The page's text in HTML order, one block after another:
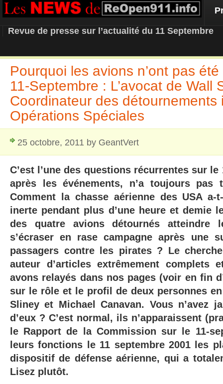
REOPEN911 – NEWS
Revue de presse sur l’actualité du 11 Septembre
Pourquoi les avions n’ont pas
11-Septembre : L’avocat de Wall
Coordinateur des détournements
Opérations Spéciales
25 octobre, 2011 by GeantVert
C’est l’une des questions récurrentes sur le
après les événements, n’a toujours pas
Comment la chasse aérienne des USA
inerte pendant plus d’une heure et demie
des quatre avions détournés
s’écraser en rase campagne après une
passagers contre les pirates ? Le
auteur d’articles extrêmement complets
avons relayés dans nos pages (voir en fin
sur le rôle et le profil de deux personnes
Sliney et Michael Canavan. Vous n’avez
d’eux ? C’est normal, ils n’apparaissent
le Rapport de la Commission sur le 11-
leurs fonctions le 11 septembre 2001 les
dispositif de défense aérienne, qui a
Lisez plutôt.